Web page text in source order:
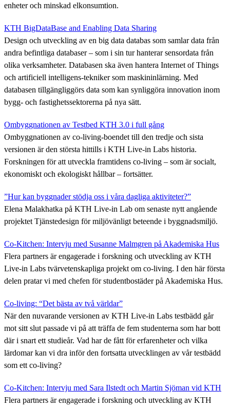
enheter och minskad elkonsumtion.
KTH BigDataBase and Enabling Data Sharing
Design och utveckling av en big data databas som samlar data från
andra befintliga databaser – som i sin tur hanterar sensordata från
olika verksamheter. Databasen ska även hantera Internet of Things
och artificiell intelligens-tekniker som maskininlärning. Med
databasen tillgängliggörs data som kan synliggöra innovation inom
bygg- och fastighetssektorerna på nya sätt.
Ombyggnationen av Testbed KTH 3.0 i full gång
Ombyggnationen av co-living-boendet till den tredje och sista
versionen är den största hittills i KTH Live-in Labs historia.
Forskningen för att utveckla framtidens co-living – som är socialt,
ekonomiskt och ekologiskt hållbar – fortsätter.
”Hur kan byggnader stödja oss i våra dagliga aktiviteter?”
Elena Malakhatka på KTH Live-in Lab om senaste nytt angående
projektet Tjänstedesign för miljövänligt beteende i byggnadsmiljö.
Co-Kitchen: Intervju med Susanne Malmgren på Akademiska Hus
Flera partners är engagerade i forskning och utveckling av KTH
Live-in Labs tvärvetenskapliga projekt om co-living. I den här första
delen pratar vi med chefen för studentbostäder på Akademiska Hus.
Co-living: “Det bästa av två världar”
När den nuvarande versionen av KTH Live-in Labs testbädd går
mot sitt slut passade vi på att träffa de fem studenterna som har bott
där i snart ett studieår. Vad har de fått för erfarenheter och vilka
lärdomar kan vi dra inför den fortsatta utvecklingen av vår testbädd
som ett co-living?
Co-Kitchen: Intervju med Sara Ilstedt och Martin Sjöman vid KTH
Flera partners är engagerade i forskning och utveckling av KTH